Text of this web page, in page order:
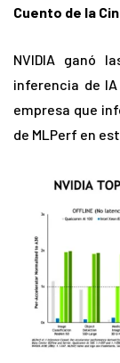
Cuento de la
NVIDIA ganó
inferencia de
empresa que
de MLPerf en